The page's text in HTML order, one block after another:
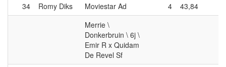
34
Romy Diks Moviestar Ad 4 43,84
Merrie \
Donkerbruin \ 6j \
Emir R x Quidam
De Revel Sf